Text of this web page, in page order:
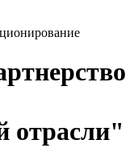
отрасли"